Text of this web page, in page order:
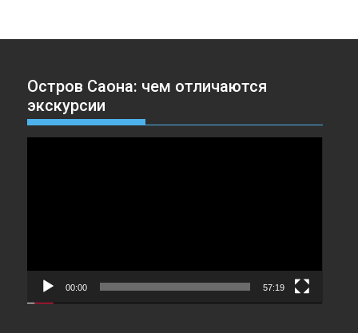
Остров Саона: чем отличаются
экскурсии
00:00 57:19